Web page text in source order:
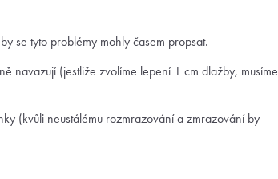
se tyto problémy mohly časem propsat.
navazují (jestliže zvolíme lepení 1 cm dlažby, musíme
(kvůli neustálému rozmrazování a zmrazování by